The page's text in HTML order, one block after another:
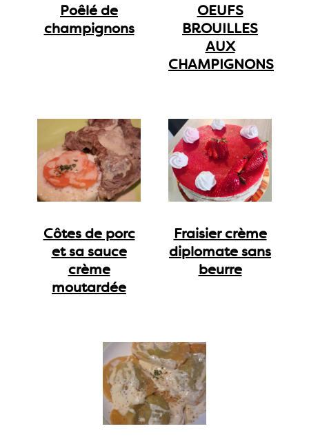
Poêlé de
champignons
OEUFS
BROUILLES
AUX
CHAMPIGNONS
Côtes de porc
et sa sauce
crème
moutardée
Fraisier crème
diplomate sans
beurre